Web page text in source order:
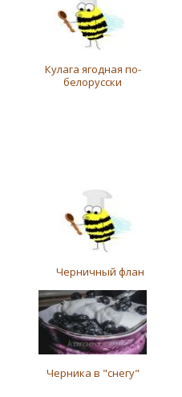
Кулага ягодная по-
белорусски
Черничный флан
Черника в "снегу"